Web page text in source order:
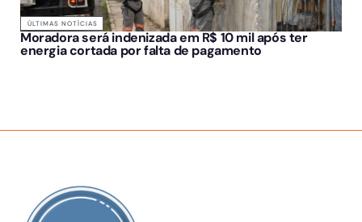
ÚLTIMAS NOTÍCIAS
Moradora será indenizada em R$ 10 mil após ter
energia cortada por falta de pagamento